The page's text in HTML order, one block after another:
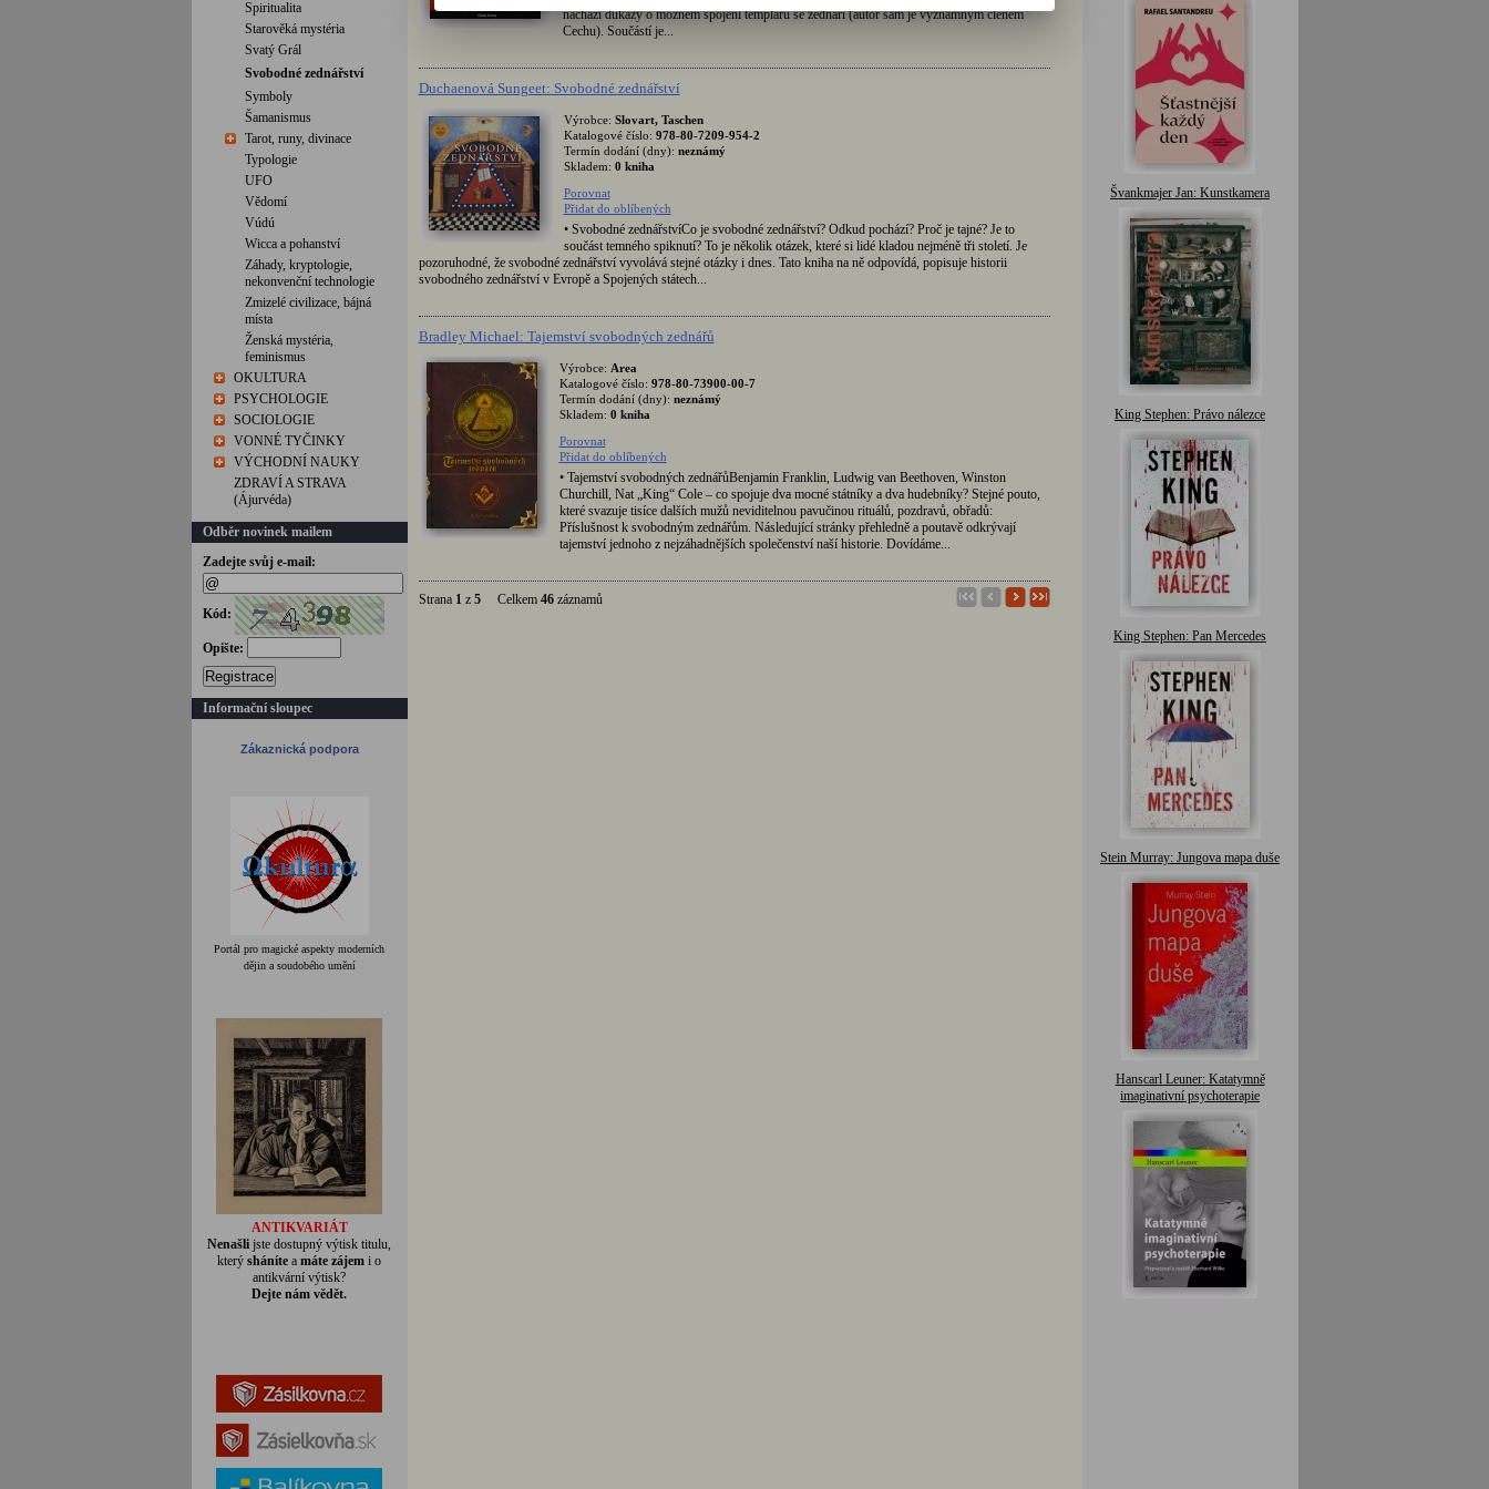
Spiritualita
Starověká mystéria
Svatý Grál
Svobodné zednářství
Symboly
Šamanismus
Tarot, runy, divinace
Typologie
UFO
Vědomí
Vúdú
Wicca a pohanství
Záhady, kryptologie,
nekonvenční technologie
Zmizelé civilizace, bájná
místa
Ženská mystéria,
feminismus
OKULTURA
PSYCHOLOGIE
SOCIOLOGIE
VONNÉ TYČINKY
VÝCHODNÍ NAUKY
ZDRAVÍ A STRAVA
(Ájurvéda)
Odběr novinek mailem
Zadejte svůj e-mail:
Kód:
Opište:
Registrace
Informační sloupec
Zákaznická podpora
Portál pro magické aspekty moderních
dějin a soudobého umění
ANTIKVARIÁT
Nenašli jste dostupný výtisk titulu,
který sháníte a máte zájem i o
antikvární výtisk?
Dejte nám vědět.
nachází důkazy o možném spojení templářů se zednáři (autor sám je významným členem
Cechu). Součástí je...
Duchaenová Sungeet: Svobodné zednářství
Výrobce: Slovart, Taschen
Katalogové číslo: 978-80-7209-954-2
Termín dodání (dny): neznámý
Skladem: 0 kniha
Porovnat
Přidat do oblíbených
• Svobodné zednářstvíCo je svobodné zednářství? Odkud pochází? Proč je tajné? Je to
součást temného spiknutí? To je několik otázek, které si lidé kladou nejméně tři století. Je
pozoruhodné, že svobodné zednářství vyvolává stejné otázky i dnes. Tato kniha na ně odpovídá, popisuje historii
svobodného zednářství v Evropě a Spojených státech...
Bradley Michael: Tajemství svobodných zednářů
Výrobce: Area
Katalogové číslo: 978-80-73900-00-7
Termín dodání (dny): neznámý
Skladem: 0 kniha
Porovnat
Přidat do oblíbených
• Tajemství svobodných zednářůBenjamin Franklin, Ludwig van Beethoven, Winston
Churchill, Nat „King“ Cole – co spojuje dva mocné státníky a dva hudebníky? Stejné pouto,
které svazuje tisíce dalších mužů neviditelnou pavučinou rituálů, pozdravů, obřadů:
Příslušnost k svobodným zednářům. Následující stránky přehledně a poutavě odkrývají
tajemství jednoho z nejzáhadnějších společenství naší historie. Dovídáme...
Strana 1 z 5Celkem 46záznamů
Švankmajer Jan: Kunstkamera
King Stephen: Právo nálezce
King Stephen: Pan Mercedes
Stein Murray: Jungova mapa duše
Hanscarl Leuner: Katatymně
imaginativní psychoterapie